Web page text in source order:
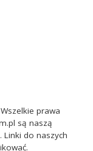
prawa
są naszą
Linki do naszych